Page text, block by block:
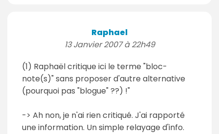
Raphael
13 Janvier 2007 à 22h49
(1) Raphaël critique ici le terme "bloc-
note(s)" sans proposer d'autre alternative
(pourquoi pas "blogue" ??) !"
-> Ah non, je n'ai rien critiqué. J'ai rapporté
une information. Un simple relayage d'info.